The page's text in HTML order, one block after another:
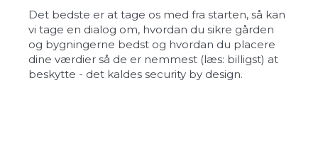
Det bedste er at tage os med fra starten, så kan
vi tage en dialog om, hvordan du sikre gården
og bygningerne bedst og hvordan du placere
dine værdier så de er nemmest (læs: billigst) at
beskytte - det kaldes security by design.